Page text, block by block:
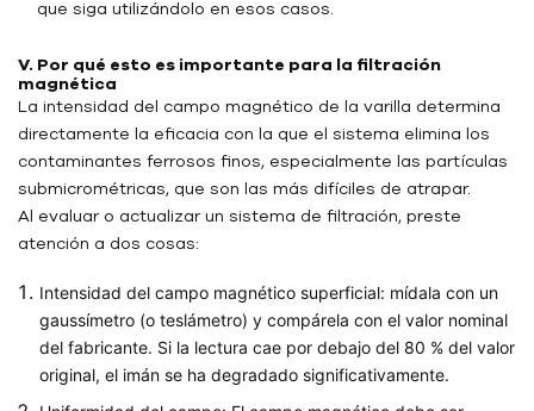
que siga utilizándolo en esos casos.
V. Por qué esto es importante para la filtración
magnética
La intensidad del campo magnético de la varilla determina
directamente la eficacia con la que el sistema elimina los
contaminantes ferrosos finos, especialmente las partículas
submicrométricas, que son las más difíciles de atrapar.
Al evaluar o actualizar un sistema de filtración, preste
atención a dos cosas:
Intensidad del campo magnético superficial: mídala con un
gaussímetro (o teslámetro) y compárela con el valor nominal
del fabricante. Si la lectura cae por debajo del 80 % del valor
original, el imán se ha degradado significativamente.